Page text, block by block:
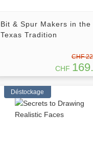
Bit & Spur Makers in the
Texas Tradition
CHF
CHF
Déstockage